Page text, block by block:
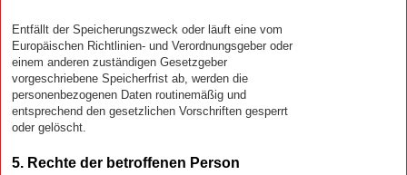
Entfällt der Speicherungszweck oder läuft eine vom
Europäischen Richtlinien- und Verordnungsgeber oder
einem anderen zuständigen Gesetzgeber
vorgeschriebene Speicherfrist ab, werden die
personenbezogenen Daten routinemäßig und
entsprechend den gesetzlichen Vorschriften gesperrt
oder gelöscht.
5. Rechte der betroffenen Person